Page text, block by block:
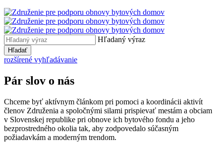
Hľadaný výraz
Hľadať
rozšírené vyhľadávanie
Pár slov o nás
Chceme byť aktívnym článkom pri pomoci a koordinácii aktivít
členov Združenia a spoločnými silami prispievať mestám a obciam
v Slovenskej republike pri obnove ich bytového fondu a jeho
bezprostredného okolia tak, aby zodpovedalo súčasným
požiadavkám a moderným trendom.